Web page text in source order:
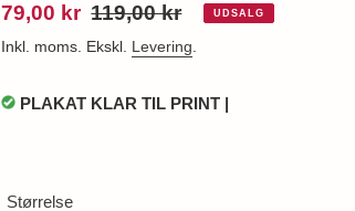
Udsalgspris
79,00 kr Normalpris
119,00 kr UDSALG
Inkl. moms. Ekskl. Levering.
PLAKAT KLAR TIL PRINT |
Størrelse